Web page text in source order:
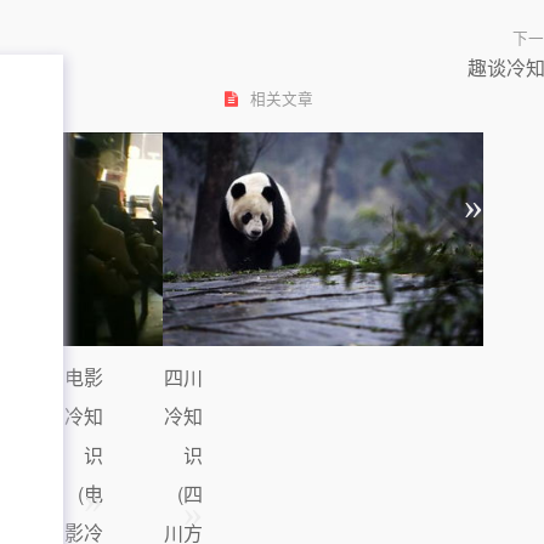
下
趣谈冷
相关文章
电影
冷知
识
(电
影冷
四川
冷知
识
(四
川方